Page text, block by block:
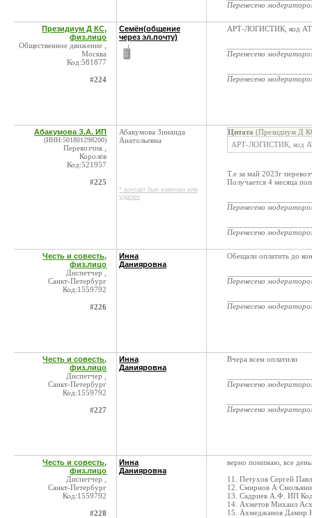
Перенесено
Президиум Д КС,
физ.лицо
Общественное движение ,
Москва
Код:581877
#224
Семён(общение
через эл.почту)
АРТ-ЛОГИСТИК, код АТИ
Перенесено
Перенесено
Абакумова З.А. ИП
(ИНН:501801298200)
Перевозчик ,
Королёв
Код:521957
#225
Абакумова Зинаида
Анатольевна
* контакт был изменен или
удален
Цитата (Президиум Д
АРТ-ЛОГИСТИК, код
Т.е за май 2023г
Получается 4 месяца
Перенесено
Перенесено
Честь и совесть,
физ.лицо
Диспетчер ,
Санкт-Петербург
Код:1559792
#226
Инна
Данияровна
Обещали оплатить до
Перенесено
Перенесено
Честь и совесть,
физ.лицо
Диспетчер ,
Санкт-Петербург
Код:1559792
#227
Инна
Данияровна
Вчера всем оплатили
Перенесено
Перенесено
Честь и совесть,
физ.лицо
Диспетчер ,
Санкт-Петербург
Код:1559792
#228
Инна
Данияровна
верно понимаю, все
11. Петухов Сергей
12. Смирнов А
13. Садриев А.Ф. ИП
14. Ахметов Михаил
15. Ахмеджанов Дамир